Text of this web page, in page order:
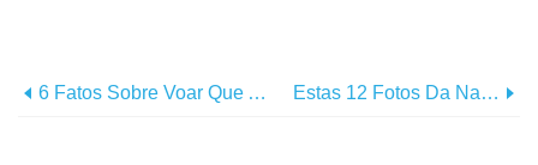
6 Fatos Sobre Voar Que Ajudarão Você A Manter A Calma Em Seu Próximo Voo Estas 12 Fotos Da National Geographic Das Maiores Paisagens Do Mundo Vão Te Deixar Maravilhado